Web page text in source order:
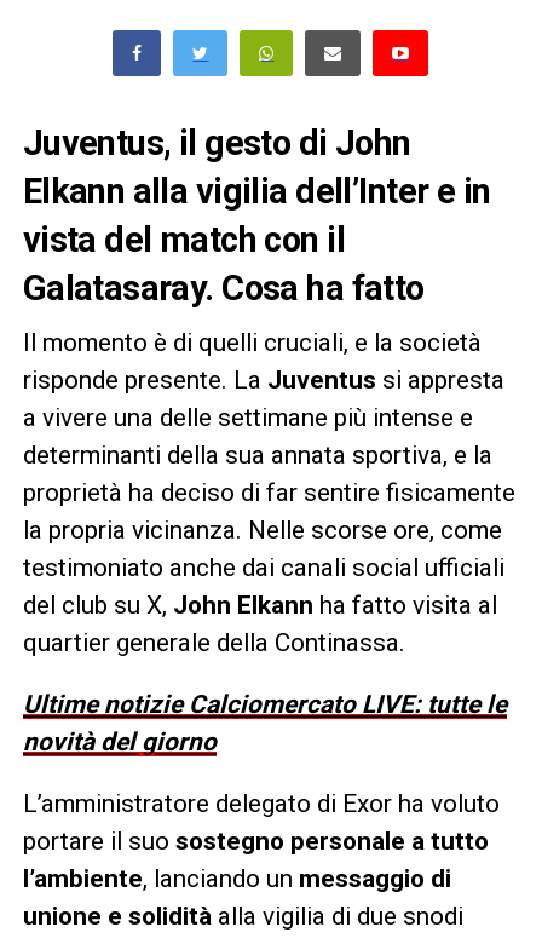
Juventus, il gesto di John
Elkann alla vigilia dell’Inter e in
vista del match con il
Galatasaray. Cosa ha fatto
Il momento è di quelli cruciali, e la società
risponde presente. La Juventus si appresta
a vivere una delle settimane più intense e
determinanti della sua annata sportiva, e la
proprietà ha deciso di far sentire fisicamente
la propria vicinanza. Nelle scorse ore, come
testimoniato anche dai canali social ufficiali
del club su X, John Elkann ha fatto visita al
quartier generale della Continassa.
Ultime notizie Calciomercato LIVE: tutte le
novità del giorno
L’amministratore delegato di Exor ha voluto
portare il suo sostegno personale a tutto
l’ambiente, lanciando un messaggio di
unione e soliditàalla vigilia di due snodi